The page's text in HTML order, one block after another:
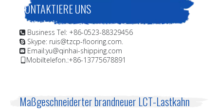
KONTAKTIERE UNS
 Business Tel: +86-0523-88329456
 Skype: ruis@tzcp-flooring.com.
 Email:yu@qinhai-shipping.com
Mobiltelefon.:+86-13775678891
Maßgeschneiderter brandneuer LCT-Lastkahn